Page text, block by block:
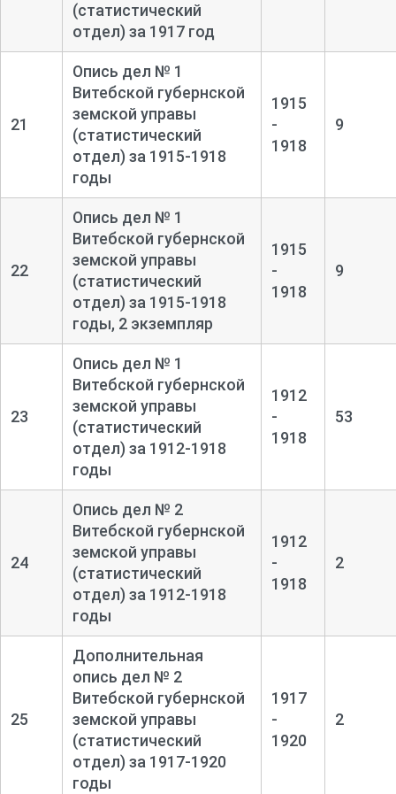
(статистический
отдел) за 1917 год
21
Опись дел № 1
Витебской губернской
земской управы
(статистический
отдел) за 1915-1918
годы
1915
-
1918
9
22
Опись дел № 1
Витебской губернской
земской управы
(статистический
отдел) за 1915-1918
годы, 2 экземпляр
1915
-
1918
9
23
Опись дел № 1
Витебской губернской
земской управы
(статистический
отдел) за 1912-1918
годы
1912
-
1918
53
24
Опись дел № 2
Витебской губернской
земской управы
(статистический
отдел) за 1912-1918
годы
1912
-
1918
2
25
Дополнительная
опись дел № 2
Витебской губернской
земской управы
(статистический
отдел) за 1917-1920
годы
1917
-
1920
2